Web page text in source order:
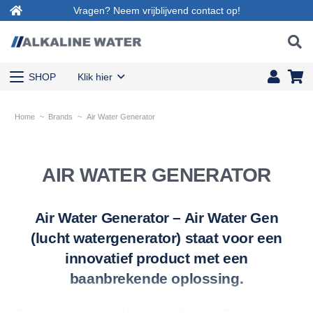
Vragen? Neem vrijblijvend contact op!
SHOP Klik hier
Home ~ Brands ~ Air Water Generator
AIR WATER GENERATOR
Air Water Generator – Air Water Gen
(lucht watergenerator) staat voor een
innovatief product met een
baanbrekende oplossing.